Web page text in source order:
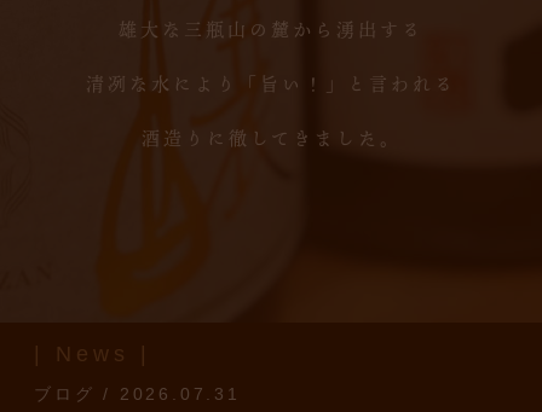
雄大な三瓶山の麓から湧出する
清冽な水により「旨い！」と言われる
酒造りに徹してきました。
| News |
ブログ / 2026.07.31